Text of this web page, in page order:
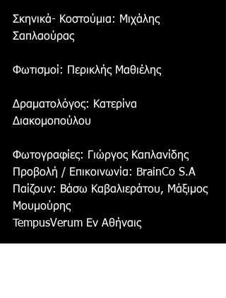
Σκηνικά- Κοστούμια: Μιχάλης
Σαπλαούρας
Φωτισμοί: Περικλής Μαθιέλης
Δραματολόγος: Κατερίνα
Διακομοπούλου
Φωτογραφίες: Γιώργος Καπλανίδης
Προβολή / Επικοινωνία: BrainCo S.A
Παίζουν: Βάσω Καβαλιεράτου, Μάξιμος
Μουμούρης
TempusVerum Εν Αθήναις